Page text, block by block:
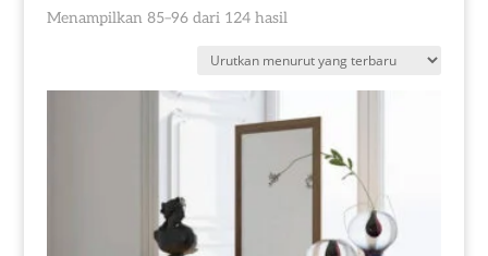
Menampilkan 85–96 dari 124 hasilDiurutkan
yang